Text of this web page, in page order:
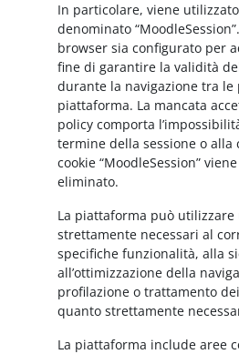
In particolare, viene
denominato
browser sia configurato per
fine di garantire la validità
durante la navigazione tra le
piattaforma. La mancata
policy comporta
termine della sessione o
cookie “MoodleSession”
eliminato.
La piattaforma può
strettamente necessari al
specifiche funzionalità, alla
all’ottimizzazione della
profilazione o trattamento
quanto strettamente
La piattaforma include aree